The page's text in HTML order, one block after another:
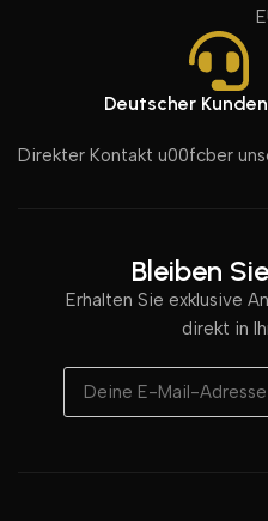
Deutscher
Direkter Kontakt u00fcber
Bleiben
Erhalten Sie exklusive
direkt in